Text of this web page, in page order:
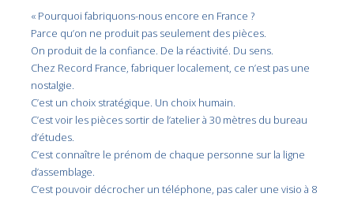
« Pourquoi fabriquons-nous encore en France ?
Parce qu’on ne produit pas seulement des pièces.
On produit de la confiance. De la réactivité. Du sens.
Chez Record France, fabriquer localement, ce n’est pas une
nostalgie.
C’est un choix stratégique. Un choix humain.
C’est voir les pièces sortir de l’atelier à 30 mètres du bureau
d’études.
C’est connaître le prénom de chaque personne sur la ligne
d’assemblage.
C’est pouvoir décrocher un téléphone, pas caler une visio à 8